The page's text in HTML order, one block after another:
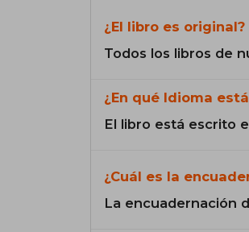
¿El libro es original?
Todos los libros de
¿En qué Idioma
El libro está escrito
¿Cuál es la
La encuadernación